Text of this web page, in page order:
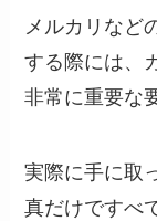
メルカリなど
する際には、
非常に重要な
実際に手に取
真だけですべ